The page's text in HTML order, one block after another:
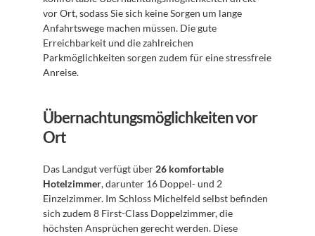
vor Ort, sodass Sie sich keine Sorgen um lange
Anfahrtswege machen müssen. Die gute
Erreichbarkeit und die zahlreichen
Parkmöglichkeiten sorgen zudem für eine stressfreie
Anreise.
Übernachtungsmöglichkeiten vor
Ort
Das Landgut verfügt über 26 komfortable
Hotelzimmer, darunter 16 Doppel- und 2
Einzelzimmer. Im Schloss Michelfeld selbst befinden
sich zudem 8 First-Class Doppelzimmer, die
höchsten Ansprüchen gerecht werden. Diese